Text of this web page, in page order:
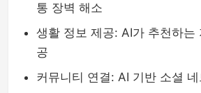
통 장벽 해소
생활 정보 제공: AI가 추천하는
공
커뮤니티 연결: AI 기반 소셜